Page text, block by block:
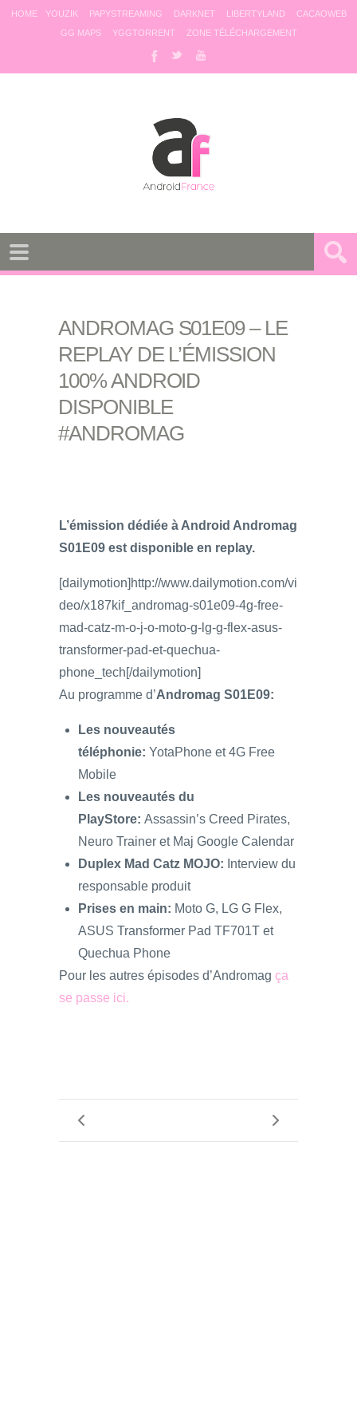
HOME YOUZIK PAPYSTREAMING DARKNET LIBERTYLAND
CACAOWEB
GG MAPS
YGGTORRENT ZONE TÉLÉCHARGEMENT
ANDROMAG S01E09 – LE
REPLAY DE L’ÉMISSION
100% ANDROID
DISPONIBLE
#ANDROMAG
L’émission dédiée à Android Andromag
S01E09 est disponible en replay.
[dailymotion]http://www.dailymotion.com/vi
deo/x187kif_andromag-s01e09-4g-free-
mad-catz-m-o-j-o-moto-g-lg-g-flex-asus-
transformer-pad-et-quechua-
phone_tech[/dailymotion]
Au programme d’Andromag S01E09:
Les nouveautés
téléphonie: YotaPhone et 4G Free
Mobile
Les nouveautés du
PlayStore: Assassin’s Creed Pirates,
Neuro Trainer et Maj Google Calendar
Duplex Mad Catz MOJO: Interview du
responsable produit
Prises en main: Moto G, LG G Flex,
ASUS Transformer Pad TF701T et
Quechua Phone
Pour les autres épisodes d’Andromag ça
se passe ici.